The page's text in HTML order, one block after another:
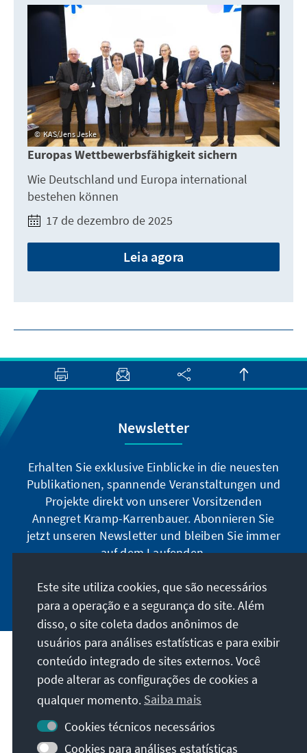
KAS/Jens Jeske
Europas Wettbewerbsfähigkeit sichern
Wie Deutschland und Europa international
bestehen können
17 de dezembro de 2025
Leia agora
Newsletter
Erhalten Sie exklusive Einblicke in die neuesten
Publikationen, spannende Veranstaltungen und
Projekte direkt von unserer Vorsitzenden
Annegret Kramp-Karrenbauer. Abonnieren Sie
jetzt unseren Newsletter und bleiben Sie immer
auf dem Laufenden.
Jetzt abonnieren
Nossa missão
Contato
Mais ofertas da fundação
Este site utiliza cookies, que são necessários
para a operação e a segurança do site. Além
disso, o site coleta dados anônimos de
usuários para análises estatísticas e para exibir
conteúdo integrado de sites externos. Você
pode alterar as configurações de cookies a
qualquer momento. Saiba mais
Cookies técnicos necessários
Cookies para análises estatísticas